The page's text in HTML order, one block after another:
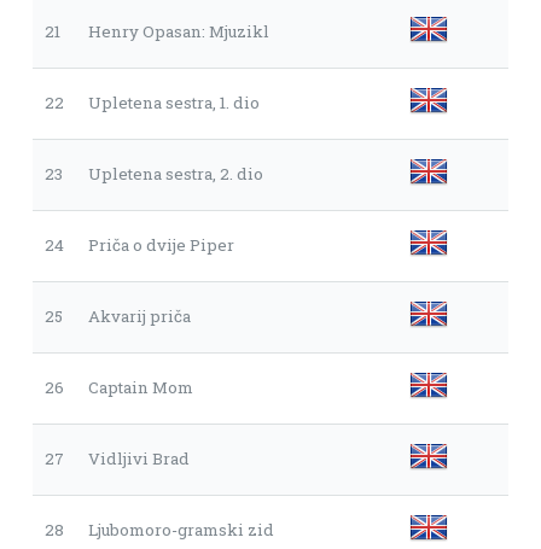
21 Henry Opasan: Mjuzikl
22 Upletena sestra, 1. dio
23 Upletena sestra, 2. dio
24 Priča o dvije Piper
25 Akvarij priča
26 Captain Mom
27 Vidljivi Brad
28 Ljubomoro-gramski zid